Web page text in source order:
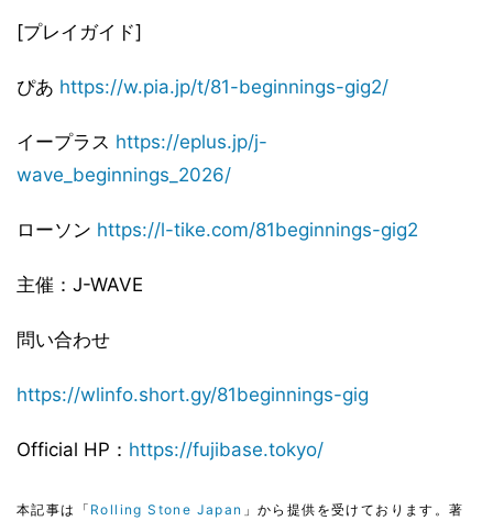
[プレイガイド]
ぴあ https://w.pia.jp/t/81-beginnings-gig2/
イープラス https://eplus.jp/j-
wave_beginnings_2026/
ローソン https://l-tike.com/81beginnings-gig2
主催：J-WAVE
問い合わせ
https://wlinfo.short.gy/81beginnings-gig
Official HP： https://fujibase.tokyo/
本記事は「 Rolling Stone Japan 」から提供を受けております。著